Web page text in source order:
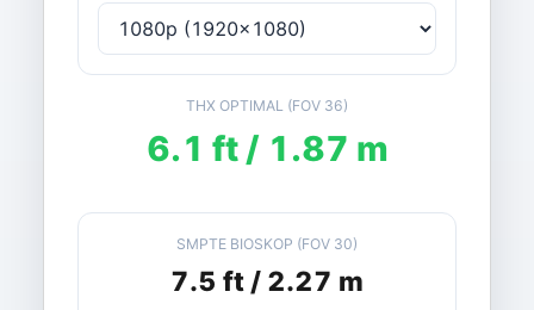
THX OPTIMAL (FOV 36)
6.1 ft / 1.87 m
SMPTE BIOSKOP (FOV 30)
7.5 ft / 2.27 m